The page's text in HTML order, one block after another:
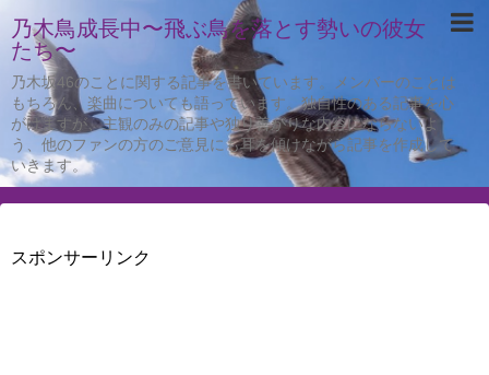
乃木鳥成長中〜飛ぶ鳥を落とす勢いの彼女
たち〜
乃木坂46のことに関する記事を書いています。メンバーのことは
もちろん、楽曲についても語っています。独自性のある記事を心
がけますが、主観のみの記事や独り善がりな内容にならないよ
う、他のファンの方のご意見にも耳を傾けながら記事を作成して
いきます。
スポンサーリンク